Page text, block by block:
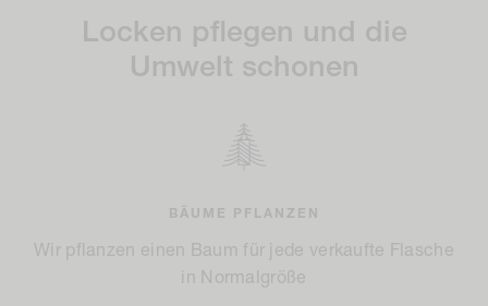
Locken pflegen und die
Umwelt schonen
BÄUME PFLANZEN
Wir pflanzen einen Baum für jede verkaufte Flasche
in Normalgröße